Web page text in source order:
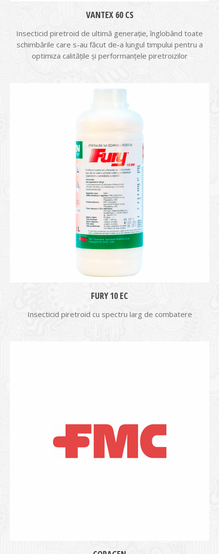
VANTEX 60 CS
Insecticid piretroid de ultimă generaţie, înglobând toate
schimbările care s-au făcut de-a lungul timpului pentru a
optimiza calităţile şi performanţele piretroizilor
FURY 10 EC
Insecticid piretroid cu spectru larg de combatere